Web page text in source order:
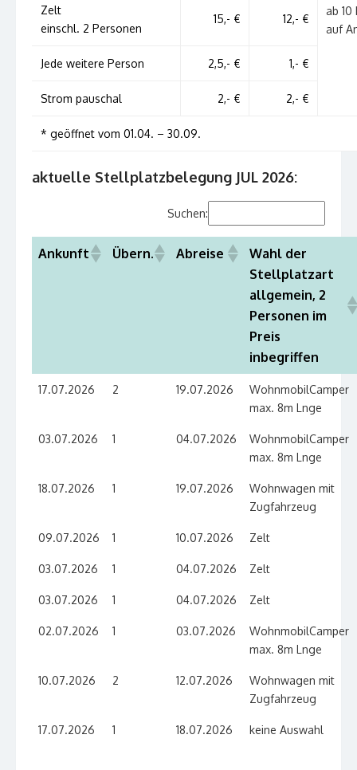
ab 10
auf
Zelt
einschl. 2 Personen
15,- € 12,- €
Jede weitere Person 2,5,- € 1,- €
Strom pauschal 2,- € 2,- €
* geöffnet vom 01.04. – 30.09.
aktuelle Stellplatzbelegung JUL 2026:
Suchen:
Ankunft Übern. Abreise
Wahl der
Stellplatzart
allgemein, 2
Personen im
Preis
inbegriffen
17.07.2026 2 19.07.2026
WohnmobilCamper
max. 8m Lnge
03.07.2026 1 04.07.2026
WohnmobilCamper
max. 8m Lnge
18.07.2026 1 19.07.2026
Wohnwagen mit
Zugfahrzeug
09.07.2026 1 10.07.2026 Zelt
03.07.2026 1 04.07.2026 Zelt
03.07.2026 1 04.07.2026 Zelt
02.07.2026 1 03.07.2026
WohnmobilCamper
max. 8m Lnge
10.07.2026 2 12.07.2026
Wohnwagen mit
Zugfahrzeug
17.07.2026 1 18.07.2026 keine Auswahl